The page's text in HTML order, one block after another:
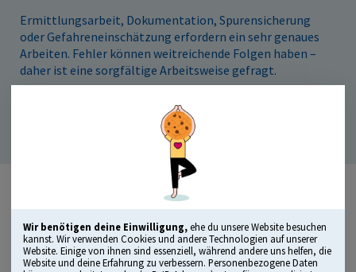
Wir benötigen deine Einwilligung,ehe du unsere Website besuchen
kannst. Wir verwenden Cookies und andere Technologien auf unserer
Website. Einige von ihnen sind essenziell, während andere uns helfen, die
Website und deine Erfahrung zu verbessern. Personenbezogene Daten
Ermittlungsarbeit, Dokumentation, Spurensicherung
oder Gefahreneinschätzung erfordern ein sehr genaues
Arbeiten. Fehler können weitreichende Folgen haben –
daher ist eine sorgfältige Arbeitsweise gefragt.